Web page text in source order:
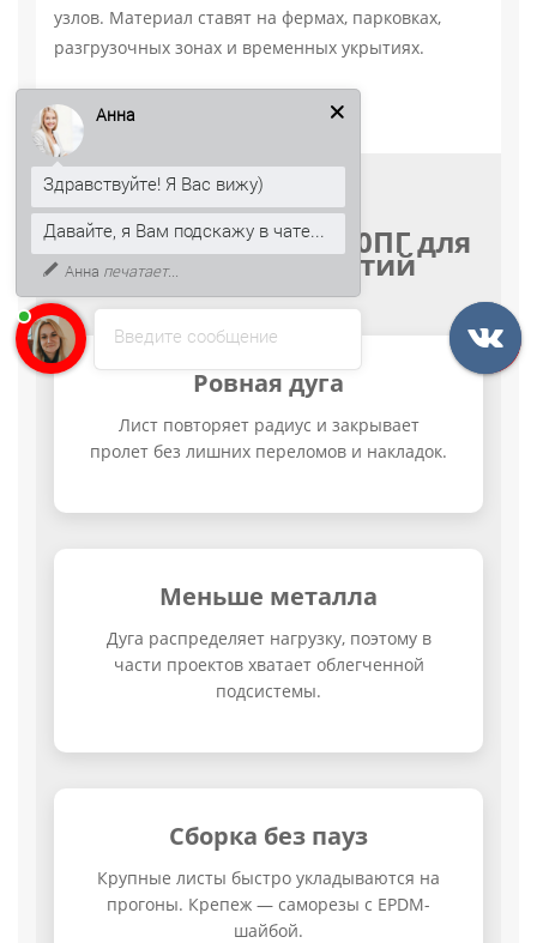
узлов. Материал ставят на фермах, парковках,
разгрузочных зонах и временных укрытиях.
Преимущества СС10ПГ для
арочных покрытий
Ровная дуга
Лист повторяет радиус и закрывает
пролет без лишних переломов и накладок.
Меньше металла
Дуга распределяет нагрузку, поэтому в
части проектов хватает облегченной
подсистемы.
Сборка без пауз
Крупные листы быстро укладываются на
прогоны. Крепеж — саморезы с EPDM-
шайбой.
Введите сообщение
Анна
Здравствуйте! Я Вас вижу)
Давайте, я Вам подскажу в чате...
Анна печатает...